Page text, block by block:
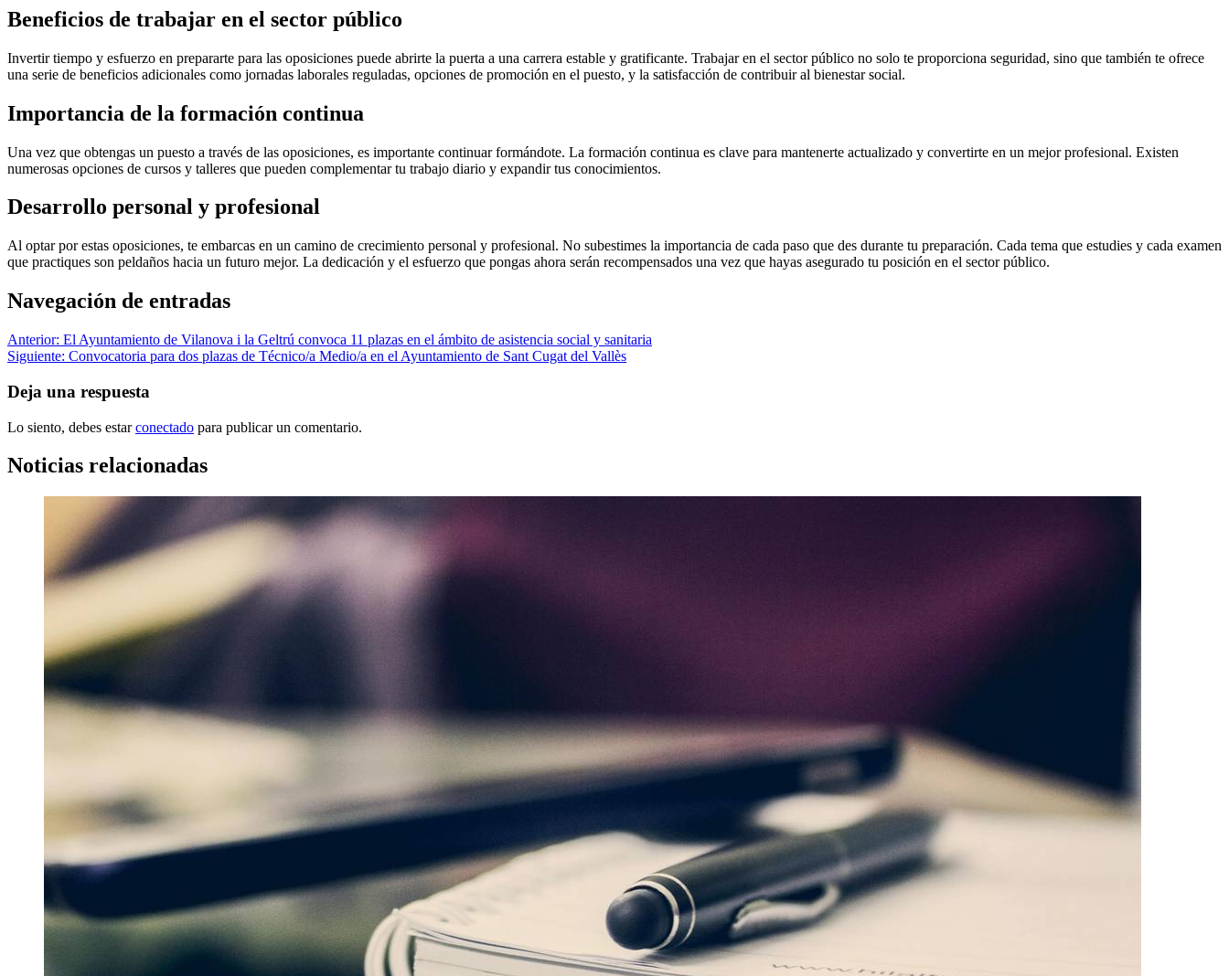
Beneficios de trabajar en el sector público
Invertir tiempo y esfuerzo en prepararte para las oposiciones puede abrirte la puerta a una carrera estable y gratificante. Trabajar en el sector público no solo te proporciona seguridad, sino que también te ofrece
una serie de beneficios adicionales como jornadas laborales reguladas, opciones de promoción en el puesto, y la satisfacción de contribuir al bienestar social.
Importancia de la formación continua
Una vez que obtengas un puesto a través de las oposiciones, es importante continuar formándote. La formación continua es clave para mantenerte actualizado y convertirte en un mejor profesional. Existen
numerosas opciones de cursos y talleres que pueden complementar tu trabajo diario y expandir tus conocimientos.
Desarrollo personal y profesional
Al optar por estas oposiciones, te embarcas en un camino de crecimiento personal y profesional. No subestimes la importancia de cada paso que des durante tu preparación. Cada tema que estudies y cada examen
que practiques son peldaños hacia un futuro mejor. La dedicación y el esfuerzo que pongas ahora serán recompensados una vez que hayas asegurado tu posición en el sector público.
Navegación de entradas
Anterior: El Ayuntamiento de Vilanova i la Geltrú convoca 11 plazas en el ámbito de asistencia social y sanitaria
Siguiente: ​Convocatoria para dos plazas de Técnico/a Medio/a en el Ayuntamiento de Sant Cugat del Vallès
Deja una respuesta
Lo siento, debes estarconectado para publicar un comentario.
Noticias relacionadas